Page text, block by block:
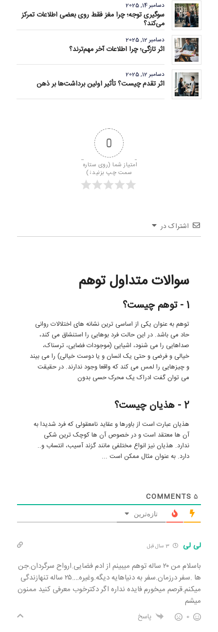
دسامبر 14, 2025
سوگیری توجه؛ چرا مغز فقط روی بعضی اطلاعات تمرکز
می‌کند؟
دسامبر 12, 2025
اثر تازگی؛ چرا اطلاعات آخر مهم‌ترند؟
دسامبر 12, 2025
اثر تقدم چیست؟ تأثیر اولین برداشت‌ها بر ذهن
0
امتیاز شما (روی ستاره
سمت چپ بزنید↓)
اشتراک در
سوالات متداول توهم
1 - توهم چیست؟
توهم به عنوان یکی از اساسی ترین نشانه های اختلالات روانی
حاد می باشد. در این حالت فرد بوهایی را استنشاق می کند،
صداهایی را می شنود، اشیایی (موجودات فضایی، ترسناک،
خیالی و فرضی و حتی یک انسان و یا دوست خیالی) را می بیند
و چیزهایی را لمس می کند که واقعا وجود ندارند. در حقیقت
می توان گفت ادراک یک محرک حسی بدون
2 - هذیان چیست؟
هذیان عبارت است از باورها و عقاید نامعقولی که فرد شدیدا به
آن ها معتقد است و در خصوص آن ها کوچک ترین شکی
ندارد. هذیان نیز انواع مختلفی مانند گزند آسیب، انتساب و..
دارد. به عنوان مثال ممکن است ...
5
COMMENTS
تازه‌ترین
لی لی 3 سال قبل
باسلام من ۲۰ ساله توهم میبینم از ادم فضایی.ارواح سرگردان.جن
ها .سفر درزمان.سفر به دنیاهایه دیگه.وغیره….۲۵ ساله تنهازندگی
میکنم.قرصم میخورم فایده نداره اگر دکترخوب معرفی کنید ممنون
میشم
0 پاسخ